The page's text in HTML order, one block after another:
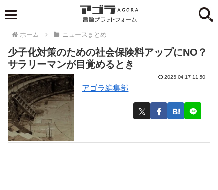
ホーム ニュースまとめ
少子化対策のための社会保険料アップにNO？
サラリーマンが目覚めるとき
アゴラ編集部
2023.04.17 11:50